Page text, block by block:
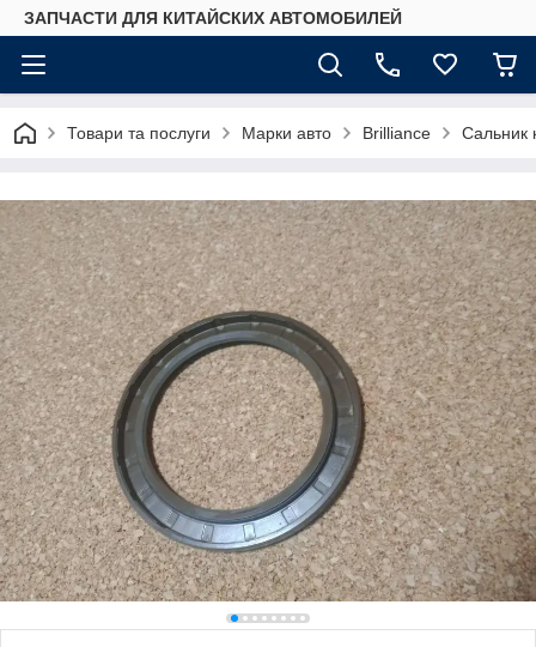
ЗАПЧАСТИ ДЛЯ КИТАЙСКИХ АВТОМОБИЛЕЙ
Товари та послуги Марки авто Brilliance Сальник